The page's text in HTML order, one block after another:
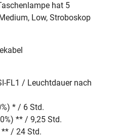
hat 5
Low, Stroboskop
FL1 / Leuchtdauer nach
* / 6 Std.
** / 9,25 Std.
** / 24 Std.